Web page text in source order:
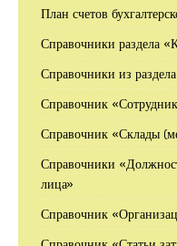
План счетов
Справочники раздела
Справочники из
Справочник
Справочник «Склады
Справочники
лица»
Справочник